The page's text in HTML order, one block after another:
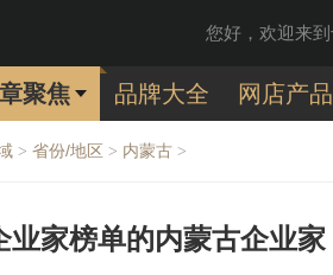
您好，欢迎来
聚焦 品牌大全 网店产品
> 省份/地区 > 内蒙古 >
家榜单的内蒙古企业家